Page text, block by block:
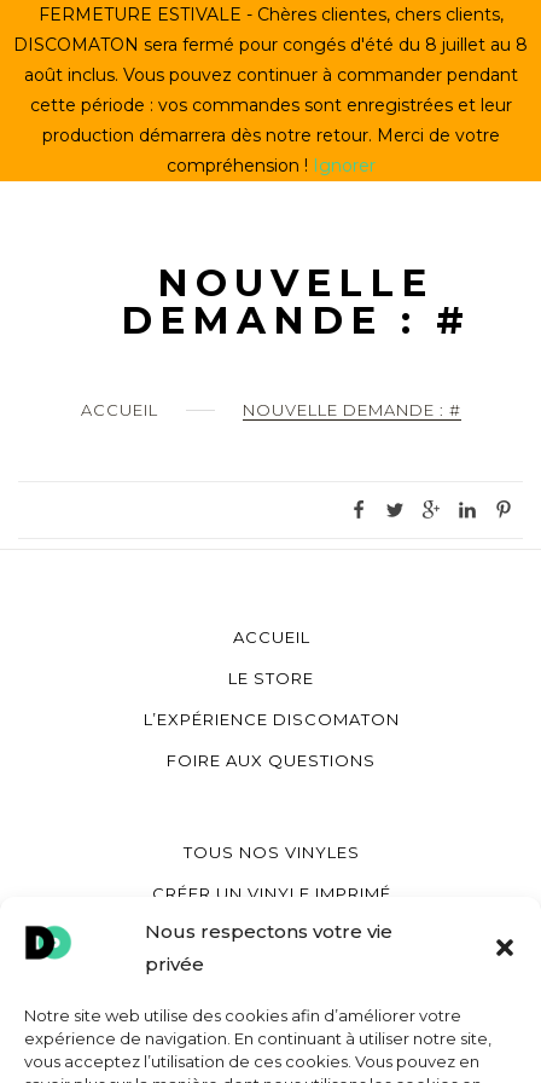
Nous respectons votre vie
privée
Notre site web utilise des cookies afin d’améliorer votre
expérience de navigation. En continuant à utiliser notre site,
vous acceptez l’utilisation de ces cookies. Vous pouvez en
to
content
ACCUEIL
CRÉER UN VINYLE
LE STORE
ACCUEIL NOUVELLE DEMANDE : #
NOUVELLE
DEMANDE : #
ACCUEIL
LE STORE
L’EXPÉRIENCE DISCOMATON
FOIRE AUX QUESTIONS
TOUS NOS VINYLES
CRÉER UN VINYLE IMPRIMÉ
CRÉER UN VINYLE COEUR
CRÉER UNE POCHETTE VINYLE
MON COMPTE
FERMETURE ESTIVALE - Chères clientes, chers clients,
DISCOMATON sera fermé pour congés d'été du 8 juillet au 8
août inclus. Vous pouvez continuer à commander pendant
cette période : vos commandes sont enregistrées et leur
production démarrera dès notre retour. Merci de votre
compréhension ! Ignorer